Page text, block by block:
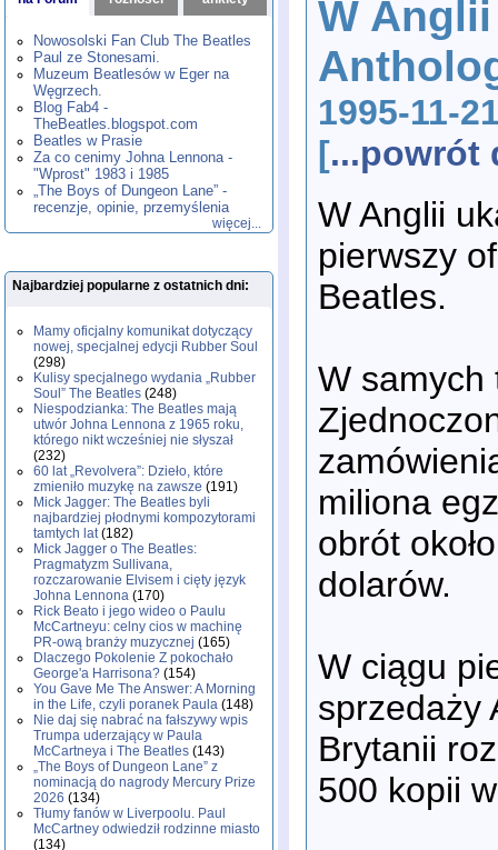
,1982,1983 ,1984,
1985,1986,1987 ,1988,1989,
1990, 1991,1992,1993
1995,1996 ,1997,1998 ,1999,
2000,2001, 2004
2005,2006, 2007
2010,2011,2012,2013,2014
2015,2016, 2017,
2020,2021,2022,2023,2024 ,
2025,2026
Nowosolski Fan Club The Beatles
Paul ze Stonesami.
Muzeum Beatlesów w Eger na
Węgrzech.
Blog Fab4 -
TheBeatles.blogspot.com
Beatles w Prasie
Za co cenimy Johna Lennona -
"Wprost" 1983 i 1985
„The Boys of Dungeon Lane” -
recenzje, opinie, przemyślenia
więcej...
Najbardziej popularne z ostatnich dni:
Mamy oficjalny komunikat dotyczący
nowej, specjalnej edycji Rubber Soul
(298)
Kulisy specjalnego wydania „Rubber
Soul” The Beatles (248)
Niespodzianka: The Beatles mają
utwór Johna Lennona z 1965 roku,
którego nikt wcześniej nie słyszał
(232)
60 lat „Revolvera”: Dzieło, które
zmieniło muzykę na zawsze (191)
Mick Jagger: The Beatles byli
najbardziej płodnymi kompozytorami
tamtych lat(182)
Mick Jagger o The Beatles:
Pragmatyzm Sullivana,
rozczarowanie Elvisem i cięty język
Johna Lennona (170)
Rick Beato i jego wideo o Paulu
McCartneyu: celny cios w machinę
PR-ową branży muzycznej (165)
Dlaczego Pokolenie Z pokochało
George'a Harrisona? (154)
You Gave Me The Answer: A Morning
in the Life, czyli poranek Paula (148)
Nie daj się nabrać na fałszywy wpis
Trumpa uderzający w Paula
McCartneya i The Beatles (143)
„The Boys of Dungeon Lane” z
nominacją do nagrody Mercury Prize
2026 (134)
Tłumy fanów w Liverpoolu. Paul
McCartney odwiedził rodzinne miasto
(134)
W
1995-11-
[...powrót
W Anglii
pierwszy
Beatles.
W samych
miliona
obrót
dolarów.
W ciągu
sprzedaży
Brytanii
500 kopii